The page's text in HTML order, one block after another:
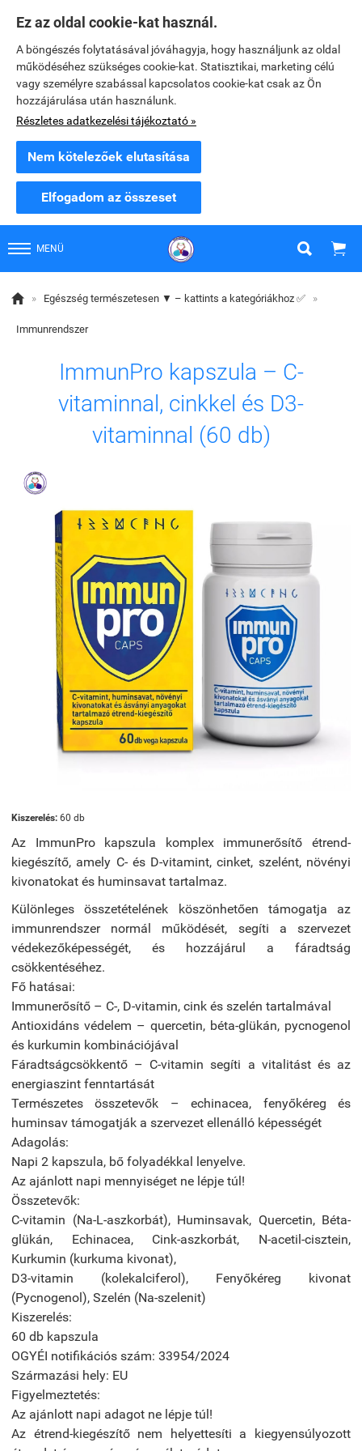
Ez az oldal cookie-kat használ.
A böngészés folytatásával jóváhagyja, hogy használjunk az oldal
működéséhez szükséges cookie-kat. Statisztikai, marketing célú
vagy személyre szabással kapcsolatos cookie-kat csak az Ön
hozzájárulása után használunk.
Részletes adatkezelési tájékoztató »
Nem kötelezőek elutasítása
Elfogadom az összeset
MENÜ  
 » Egészség természetesen ▼ – kattints a kategóriákhoz ✅ »
Immunrendszer
ImmunPro kapszula – C-
vitaminnal, cinkkel és D3-
vitaminnal (60 db)
Kiszerelés: 60 db
Az ImmunPro kapszula komplex immunerősítő étrend-
kiegészítő, amely C- és D-vitamint, cinket, szelént, növényi
kivonatokat és huminsavat tartalmaz.
Különleges összetételének köszönhetően támogatja az
immunrendszer normál működését, segíti a szervezet
védekezőképességét, és hozzájárul a fáradtság
csökkentéséhez.
Fő hatásai:
Immunerősítő – C-, D-vitamin, cink és szelén tartalmával
Antioxidáns védelem – quercetin, béta-glükán, pycnogenol
és kurkumin kombinációjával
Fáradtságcsökkentő – C-vitamin segíti a vitalitást és az
energiaszint fenntartását
Természetes összetevők – echinacea, fenyőkéreg és
huminsav támogatják a szervezet ellenálló képességét
Adagolás:
Napi 2 kapszula, bő folyadékkal lenyelve.
Az ajánlott napi mennyiséget ne lépje túl!
Összetevők:
C-vitamin (Na-L-aszkorbát), Huminsavak, Quercetin, Béta-
glükán, Echinacea, Cink-aszkorbát, N-acetil-cisztein,
Kurkumin (kurkuma kivonat),
D3-vitamin (kolekalciferol), Fenyőkéreg kivonat
(Pycnogenol), Szelén (Na-szelenit)
Kiszerelés:
60 db kapszula
OGYÉI notifikációs szám: 33954/2024
Származási hely: EU
Figyelmeztetés:
Az ajánlott napi adagot ne lépje túl!
Az étrend-kiegészítő nem helyettesíti a kiegyensúlyozott